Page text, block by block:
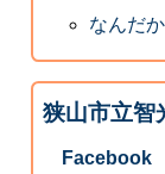
なんだ
狭山市立智
Facebook